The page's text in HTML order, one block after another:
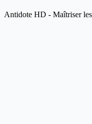
Antidote HD - Maîtriser